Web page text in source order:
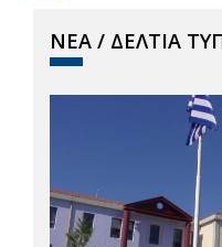
ΝΕΑ / ΔΕΛΤΙΑ